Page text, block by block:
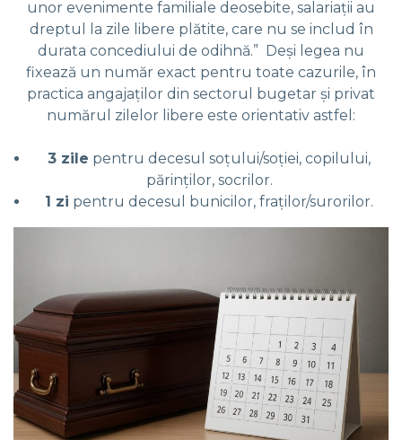
unor evenimente familiale deosebite, salariaţii au
dreptul la zile libere plătite, care nu se includ în
durata concediului de odihnă.” Deşi legea nu
fixează un număr exact pentru toate cazurile, în
practica angajaţilor din sectorul bugetar şi privat
numărul zilelor libere este orientativ astfel:
3 zile pentru decesul soţului/soţiei, copilului,
părinţilor, socrilor.
1 zi pentru decesul bunicilor, fraţilor/surorilor.